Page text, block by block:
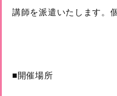
講師を派遣いたします。
■開催場所